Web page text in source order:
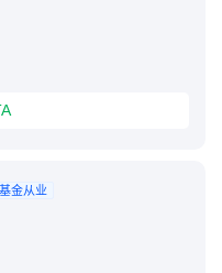
基金从业